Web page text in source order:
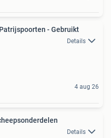
- Gebruikt
Details
4 aug 26
Details